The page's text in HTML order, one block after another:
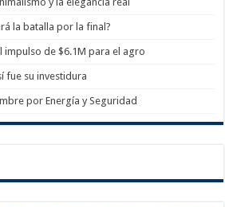
la batalla por la final?
impulso de $6.1M para el agro
fue su investidura
por Energía y Seguridad